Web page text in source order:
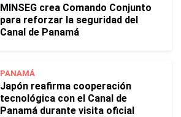
MINSEG crea Comando Conjunto
para reforzar la seguridad del
Canal de Panamá
PANAMÁ
Japón reafirma cooperación
tecnológica con el Canal de
Panamá durante visita oficial